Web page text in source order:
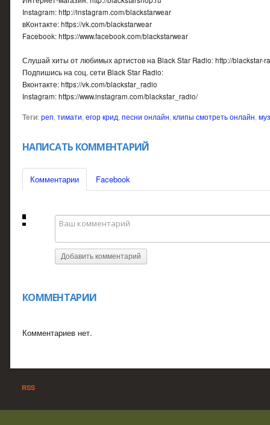
Instagram: http://instagram.com/blackstarwear
вКонтакте: https://vk.com/blackstarwear
Facebook: https://www.facebook.com/blackstarwear
Слушай хиты от любимых артистов на Black Star Radio: http://blackstar-
Подпишись на соц. сети Black Star Radio:
Вконтакте: https://vk.com/blackstar_radio
Instagram: https://www.instagram.com/blackstar_radio/
Теги:реп, тимати, егор крид, песни онлайн, клипы смотреть онлайн,
НАПИСАТЬ КОММЕНТАРИЙ
Комментарии Facebook
Добавить комментарий
КОММЕНТАРИИ
Комментариев нет.
RSS